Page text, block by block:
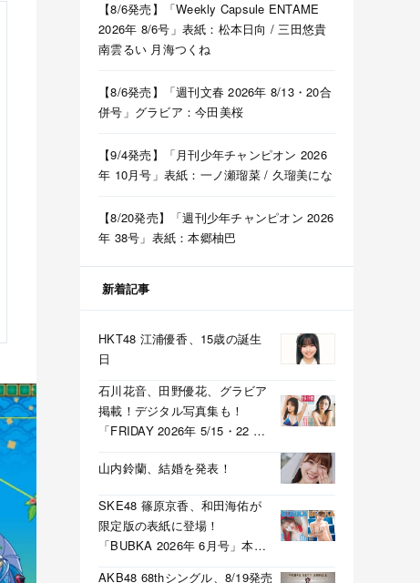
【8/6発売】「Weekly Capsule ENTAME
2026年 8/6号」表紙：松本日向 / 三田悠貴
南雲るい 月海つくね
【8/6発売】「週刊文春 2026年 8/13・20合
併号」グラビア：今田美桜
【9/4発売】「月刊少年チャンピオン 2026
年 10月号」表紙：一ノ瀬瑠菜 / 久瑠美にな
【8/20発売】「週刊少年チャンピオン 2026
年 38号」表紙：本郷柚巴
新着記事
HKT48 江浦優香、15歳の誕生
日
石川花音、田野優花、グラビア
掲載！デジタル写真集も！
「FRIDAY 2026年 5/15・22 合
山内鈴蘭、結婚を発表！
SKE48 篠原京香、和田海佑が
限定版の表紙に登場！
「BUBKA 2026年 6月号」本日
AKB48 68thシングル、8/19発売